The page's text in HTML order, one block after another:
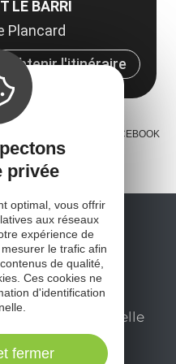
LE BARRI
Plancard
Obtenir l'itinéraire
FACEBOOK
mensuelle
profiter
en Aveyron.
privée
optimal, vous offrir
aux réseaux
expérience de
le trafic afin
de qualité,
Ces cookies ne
d'identification
fermer